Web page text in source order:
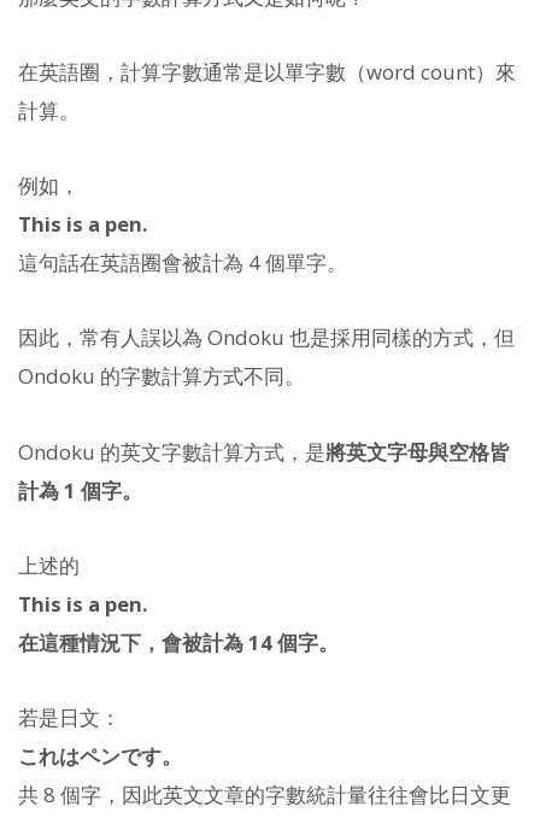
在英語圈，計算字數通常是以單字數（word count）來
計算。
例如，
This is a pen.
這句話在英語圈會被計為 4 個單字。
因此，常有人誤以為 Ondoku 也是採用同樣的方式，但
Ondoku 的字數計算方式不同。
Ondoku 的英文字數計算方式，是將英文字母與空格皆
計為 1 個字。
上述的
This is a pen.
在這種情況下，會被計為 14 個字。
若是日文：
これはペンです。
共 8 個字，因此英文文章的字數統計量往往會比日文更